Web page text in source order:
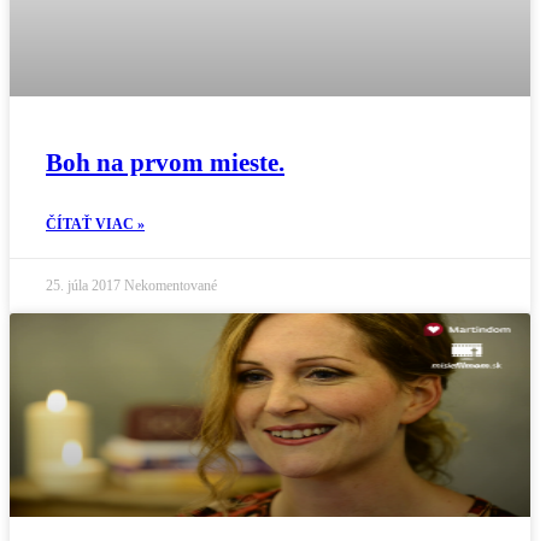
Boh na prvom mieste.
ČÍTAŤ VIAC »
25. júla 2017 Nekomentované